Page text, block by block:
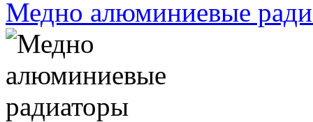
Медно алюминиевые